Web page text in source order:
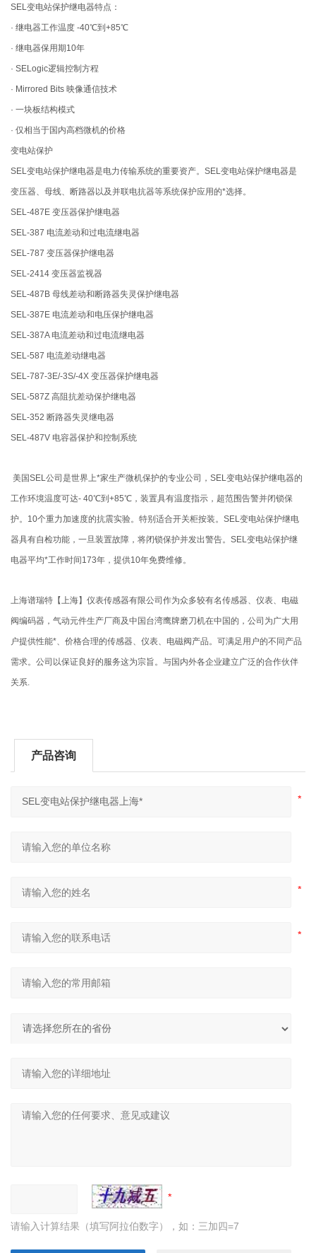
SEL变电站保护继电器特点：
· 继电器工作温度 -40℃到+85℃
· 继电器保用期10年
· SELogic逻辑控制方程
· Mirrored Bits 映像通信技术
· 一块板结构模式
· 仅相当于国内高档微机的价格
变电站保护
SEL变电站保护继电器是电力传输系统的重要资产。SEL变电站保护继电器是
变压器、母线、断路器以及并联电抗器等系统保护应用的*选择。
SEL-487E 变压器保护继电器
SEL-387 电流差动和过电流继电器
SEL-787 变压器保护继电器
SEL-2414 变压器监视器
SEL-487B 母线差动和断路器失灵保护继电器
SEL-387E 电流差动和电压保护继电器
SEL-387A 电流差动和过电流继电器
SEL-587 电流差动继电器
SEL-787-3E/-3S/-4X 变压器保护继电器
SEL-587Z 高阻抗差动保护继电器
SEL-352 断路器失灵继电器
SEL-487V 电容器保护和控制系统
美国SEL公司是世界上*家生产微机保护的专业公司，SEL变电站保护继电器的
工作环境温度可达- 40℃到+85℃，装置具有温度指示，超范围告警并闭锁保
护。10个重力加速度的抗震实验。特别适合开关柜按装。SEL变电站保护继电
器具有自检功能，一旦装置故障，将闭锁保护并发出警告。SEL变电站保护继
电器平均*工作时间173年，提供10年免费维修。
上海谱瑞特【上海】仪表传感器有限公司作为众多较有名传感器、仪表、电磁
阀编码器，气动元件生产厂商及中国台湾鹰牌磨刀机在中国的，公司为广大用
户提供性能*、价格合理的传感器、仪表、电磁阀产品。可满足用户的不同产品
需求。公司以保证良好的服务这为宗旨。与国内外各企业建立广泛的合作伙伴
关系.
产品咨询
请输入计算结果（填写阿拉伯数字），如：三加四=7